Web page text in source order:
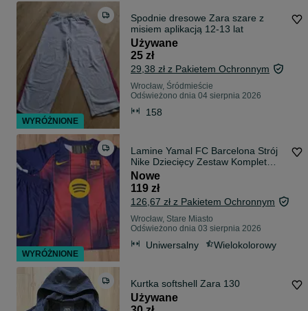
Spodnie dresowe Zara szare z
misiem aplikacją 12-13 lat
Używane
25 zł
29,38 zł z Pakietem Ochronnym
Wrocław, Śródmieście
Odświeżono dnia 04 sierpnia 2026
158
Lamine Yamal FC Barcelona Strój
Nike Dziecięcy Zestaw Komplet
Duży Wybór
Nowe
119 zł
126,67 zł z Pakietem Ochronnym
Wrocław, Stare Miasto
Odświeżono dnia 03 sierpnia 2026
Uniwersalny Wielokolorowy
Kurtka softshell Zara 130
Używane
WYRÓŻNIONE
WYRÓŻNIONE